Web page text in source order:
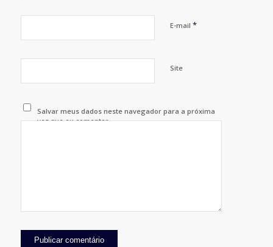
E-mail *
Site
Salvar meus dados neste navegador para a próxima
vez que eu comentar.